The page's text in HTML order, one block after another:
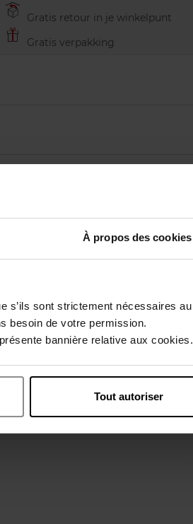
À propos des cookies
s’ils sont strictement nécessaires au
besoin de votre permission.
bannière relative aux cookies.
Tout autoriser
Gratis retour in je winkelpunt
Gratis verpakking